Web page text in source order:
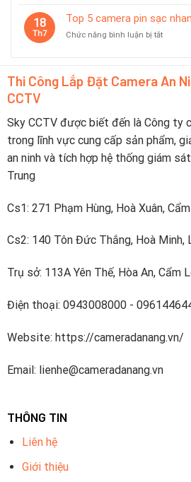
dùng
8
báo
trực
tiếp
thoại
18
Th7
Top 5 camera pin sạc
Chức năng bình luận bị tắtở
pin
dưới
2
tiếng
Thi Công Lắp Đặt Camera An
CCTV
Sky CCTV được biết đến là Công ty
trong lĩnh vực cung cấp sản phẩm,
an ninh và tích hợp hệ thống giám
Trung
Cs1: 271 Phạm Hùng, Hoà Xuân,
Cs2: 140 Tôn Đức Thắng, Hoà Minh,
Trụ sở: 113A Yên Thế, Hòa An, Cẩm
Điện thoại: 0943008000 -
Website: https://cameradanang.vn/
Email: lienhe@cameradanang.vn
THÔNG TIN
Liên hệ
Giới thiệu